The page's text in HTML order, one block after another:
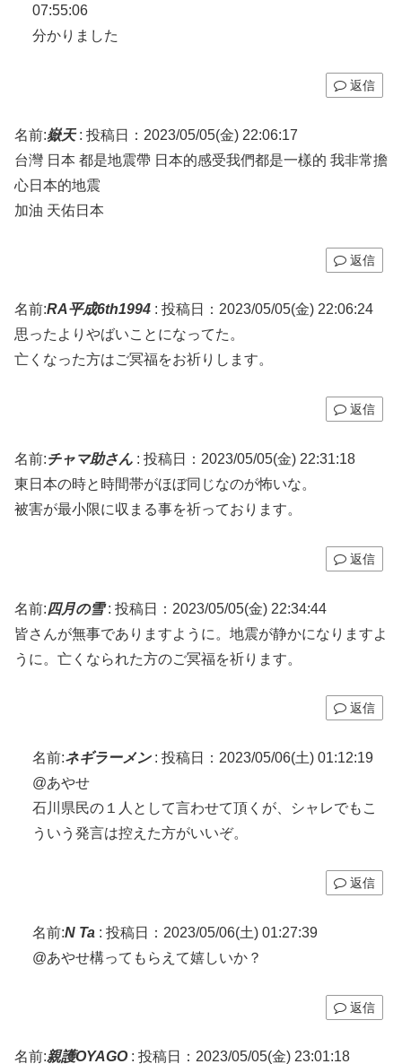
07:55:06
分かりました
返信
名前:嶽天: 投稿日：2023/05/05(金) 22:06:17
台灣 日本 都是地震帶 日本的感受我們都是一樣的 我非常擔
心日本的地震
加油 天佑日本
返信
名前:RA平成6th1994 : 投稿日：2023/05/05(金) 22:06:24
思ったよりやばいことになってた。
亡くなった方はご冥福をお祈りします。
返信
名前:チャマ助さん : 投稿日：2023/05/05(金) 22:31:18
東日本の時と時間帯がほぼ同じなのが怖いな。
被害が最小限に収まる事を祈っております。
返信
名前:四月の雪: 投稿日：2023/05/05(金) 22:34:44
皆さんが無事でありますように。地震が静かになりますよ
うに。亡くなられた方のご冥福を祈ります。
返信
名前:ネギラーメン: 投稿日：2023/05/06(土) 01:12:19
@あやせ
石川県民の１人として言わせて頂くが、シャレでもこ
ういう発言は控えた方がいいぞ。
返信
名前:N Ta : 投稿日：2023/05/06(土) 01:27:39
​@あやせ構ってもらえて嬉しいか？
返信
名前:親護OYAGO: 投稿日：2023/05/05(金) 23:01:18